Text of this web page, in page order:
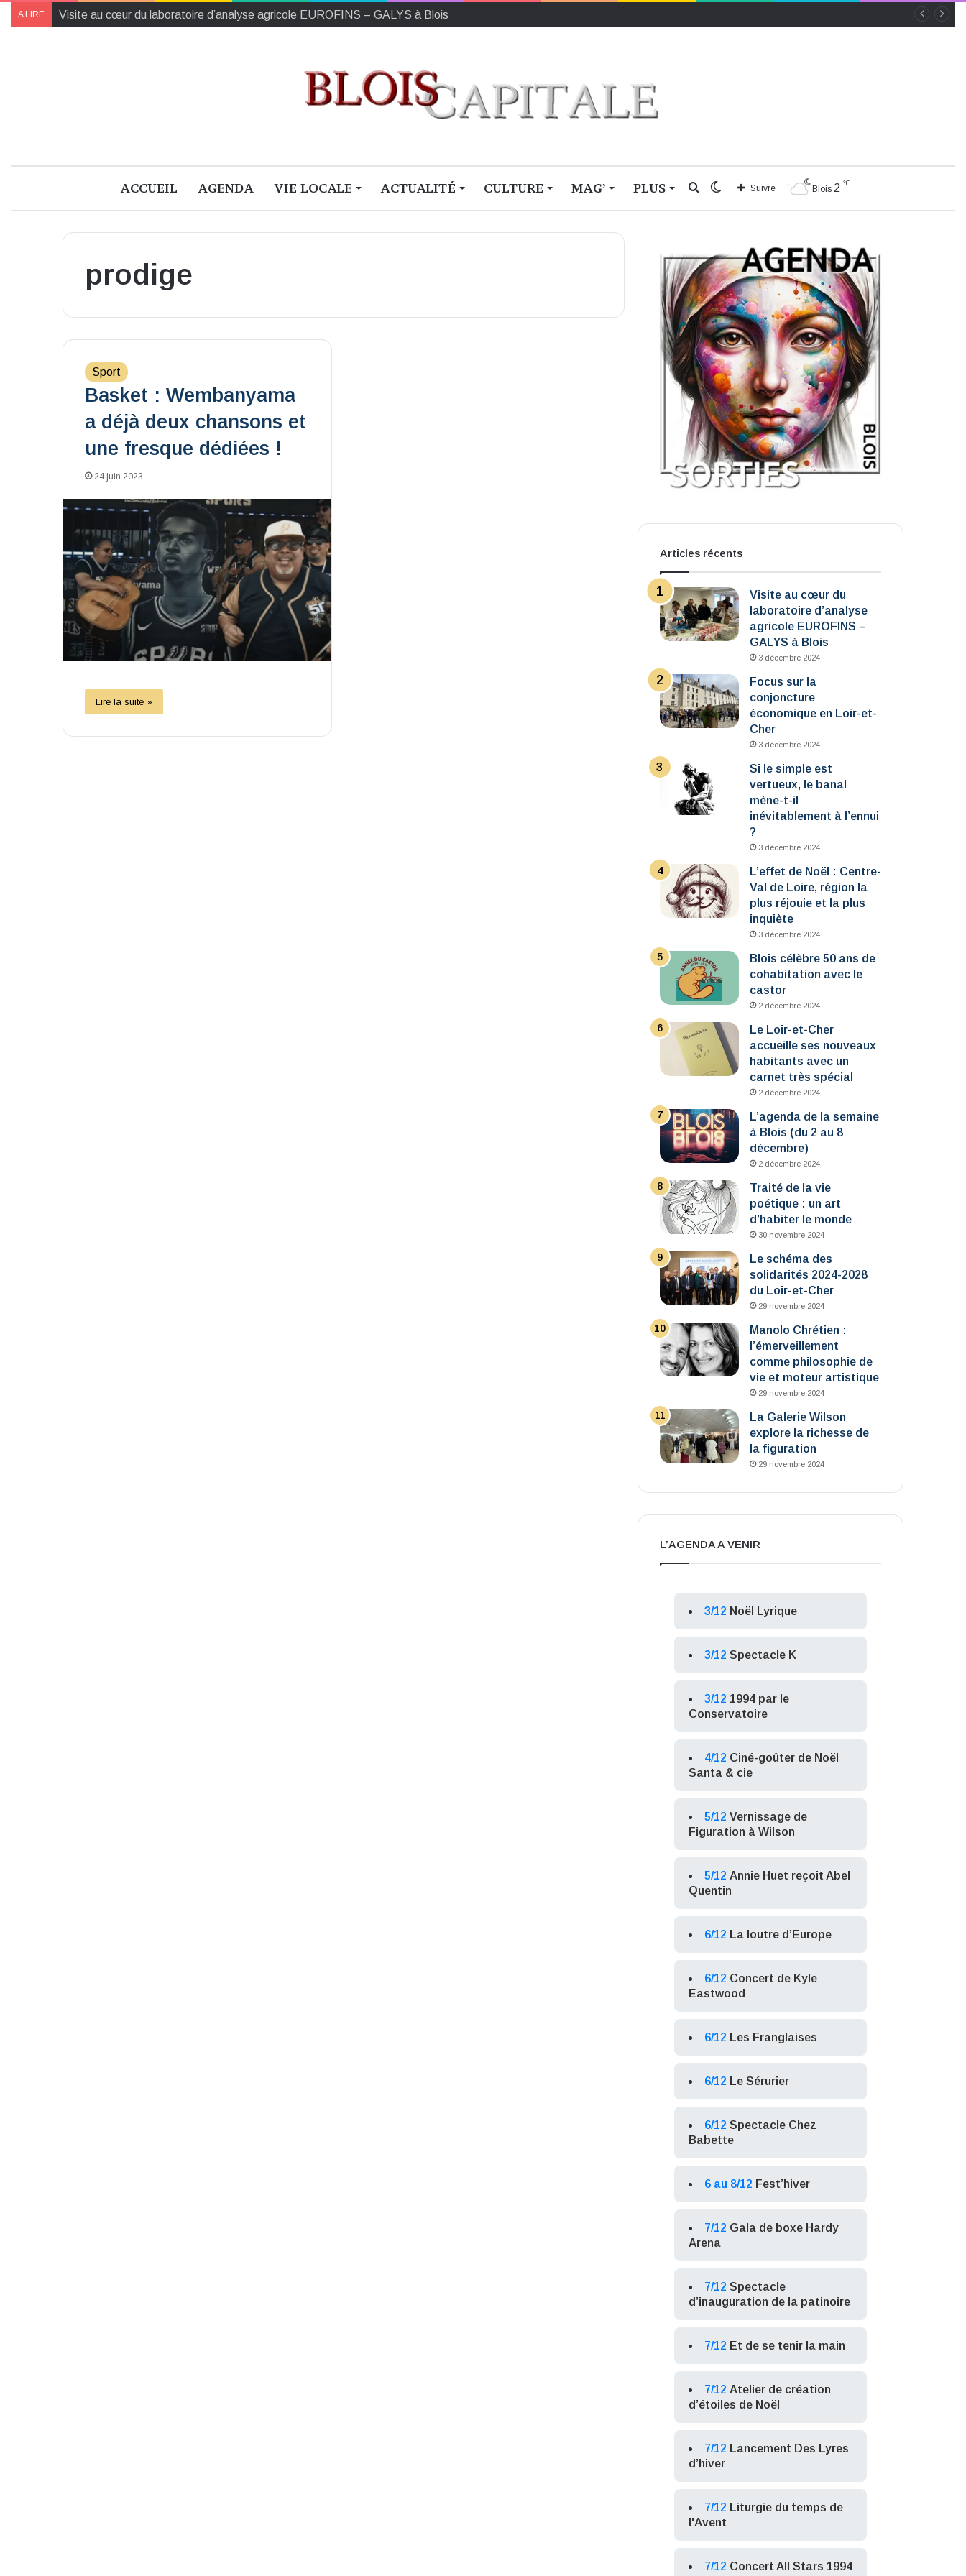
A LIRE Visite au cœur du laboratoire d’analyse agricole EUROFINS – GALYS à Blois
ACCUEIL AGENDA VIE LOCALE ACTUALITÉ CULTURE MAG’ PLUS Blois 2 ℃
Suivre
Switch
Rechercher
prodige
Sport
Basket : Wembanyama
a déjà deux chansons et
une fresque dédiées !
24 juin 2023
Lire la suite »
Articles récents
Visite au cœur du
laboratoire d’analyse
agricole EUROFINS –
GALYS à Blois
3 décembre 2024
Focus sur la
conjoncture
économique en Loir-et-
Cher
3 décembre 2024
Si le simple est
vertueux, le banal
mène-t-il
inévitablement à l’ennui
?
3 décembre 2024
L’effet de Noël : Centre-
Val de Loire, région la
plus réjouie et la plus
inquiète
3 décembre 2024
Blois célèbre 50 ans de
cohabitation avec le
castor
2 décembre 2024
Le Loir-et-Cher
accueille ses nouveaux
habitants avec un
carnet très spécial
2 décembre 2024
L’agenda de la semaine
à Blois (du 2 au 8
décembre)
2 décembre 2024
Traité de la vie
poétique : un art
d’habiter le monde
30 novembre 2024
Le schéma des
solidarités 2024-2028
du Loir-et-Cher
29 novembre 2024
Manolo Chrétien :
l’émerveillement
comme philosophie de
vie et moteur artistique
29 novembre 2024
La Galerie Wilson
explore la richesse de
la figuration
29 novembre 2024
L’AGENDA A VENIR
3/12 Noël Lyrique
3/12 Spectacle K
3/12 1994 par le
Conservatoire
4/12 Ciné-goûter de Noël
Santa & cie
5/12 Vernissage de
Figuration à Wilson
5/12 Annie Huet reçoit Abel
Quentin
6/12 La loutre d’Europe
6/12 Concert de Kyle
Eastwood
6/12 Les Franglaises
6/12 Le Sérurier
6/12 Spectacle Chez
Babette
6 au 8/12 Fest’hiver
7/12 Gala de boxe Hardy
Arena
7/12 Spectacle
d’inauguration de la patinoire
7/12 Et de se tenir la main
7/12 Atelier de création
d’étoiles de Noël
7/12 Lancement Des Lyres
d’hiver
7/12 Liturgie du temps de
l'Avent
7/12 Concert All Stars 1994